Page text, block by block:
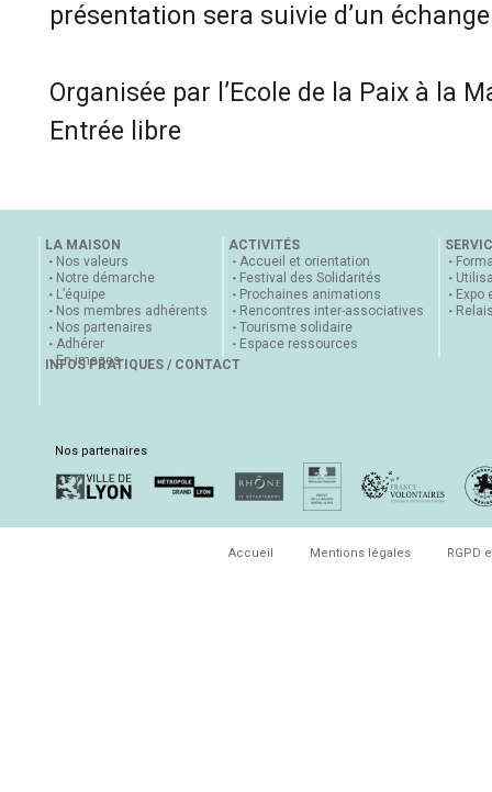
présentation sera suivie d’un
Organisée par l’Ecole de la Paix à la
Entrée libre
LA MAISON
Nos valeurs
Notre démarche
L’équipe
Nos membres adhérents
Nos partenaires
Adhérer
En images
ACTIVITÉS
Accueil et orientation
Festival des Solidarités
Prochaines animations
Rencontres inter-associatives
Tourisme solidaire
Espace ressources
Expo
INFOS PRATIQUES / CONTACT
Nos partenaires
Accueil Mentions légales RGPD